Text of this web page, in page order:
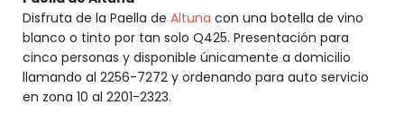
Disfruta de la Paella de Altuna con una botella de vino
blanco o tinto por tan solo Q425. Presentación para
cinco personas y disponible únicamente a domicilio
llamando al 2256-7272 y ordenando para auto servicio
en zona 10 al 2201-2323.